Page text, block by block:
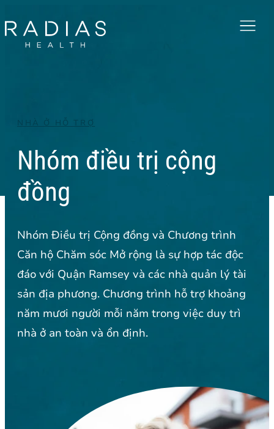
Menu
NHÀ Ở HỖ TRỢ
Nhóm điều trị cộng
đồng
Nhóm Điều trị Cộng đồng và Chương trình
Căn hộ Chăm sóc Mở rộng là sự hợp tác độc
đáo với Quận Ramsey và các nhà quản lý tài
sản địa phương. Chương trình hỗ trợ khoảng
năm mươi người mỗi năm trong việc duy trì
nhà ở an toàn và ổn định.